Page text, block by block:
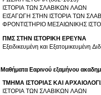
ΙΣΤΟΡΙΑ ΤΩΝ ΣΛΑΒΙΚΩΝ ΛΑΩΝ
ΕΙΣΑΓΩΓΗ ΣΤΗΝ ΙΣΤΟΡΙΑ ΤΩΝ
ΦΡΟΝΤΙΣΤΗΡΙΟ ΜΕΣΑΙΩΝΙΚΗΣ
ΠΜΣ ΣΤΗΝ ΙΣΤΟΡΙΚΗ ΕΡΕΥΝΑ
Εξειδικευμένη και Εξατομικευμένη
Μαθήματα Εαρινού εξαμήνου
ΤΜΗΜΑ ΙΣΤΟΡΙΑΣ ΚΑΙ
ΙΣΤΟΡΙΑ ΤΩΝ ΣΛΑΒΙΚΩΝ ΛΑΩΝ